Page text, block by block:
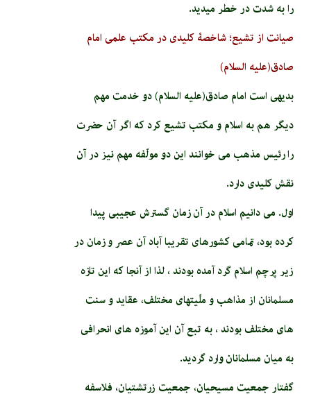
را به شدت در خطر می­دید.
صیانت از تشیع؛ شاخصۀ کلیدی در مکتب علمی امام
صادق(علیه السلام)
بدیهی است امام صادق(علیه السلام) دو خدمت مهم
دیگر هم به اسلام و مکتب تشیع کرد که اگر آن حضرت
را رئیس مذهب می خوانند این دو مولّفه مهم نیز در آن
نقش کلیدی دارد.
اول. می دانیم اسلام در آن زمان گسترش عجیبی پیدا
کرده بود، تمامی کشورهای تقریبا آباد آن عصر و زمان در
زیر پرچم اسلام گرد آمده بودند ، لذا از آنجا که این تازه
مسلمانان از مذاهب و ملّیت­های مختلف، عقاید و سنت
های مختلف بودند ، به تبع آن این آموزه های انحرافی
به میان مسلمانان وارد گردید.
گفتار جمعیت مسیحیان، جمعیت زرتشتیان، فلاسفه